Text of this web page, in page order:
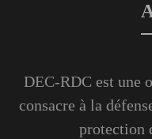
DEC-RDC est une
consacre à la
protection